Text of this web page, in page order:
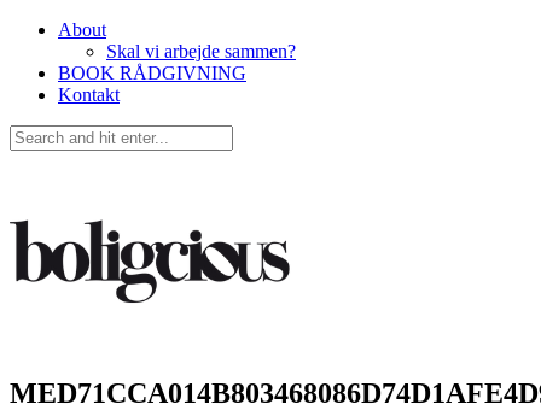
About
Skal vi arbejde sammen?
BOOK RÅDGIVNING
Kontakt